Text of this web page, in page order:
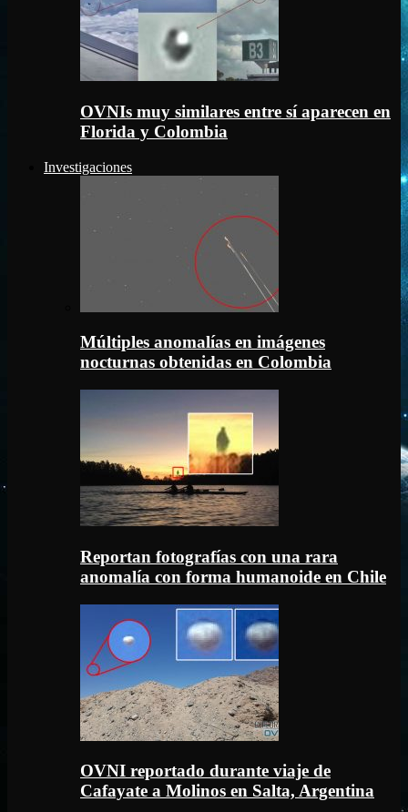
OVNIs muy similares entre sí aparecen en
Florida y Colombia
Investigaciones
Múltiples anomalías en imágenes
nocturnas obtenidas en Colombia
Reportan fotografías con una rara
anomalía con forma humanoide en Chile
OVNI reportado durante viaje de
Cafayate a Molinos en Salta, Argentina